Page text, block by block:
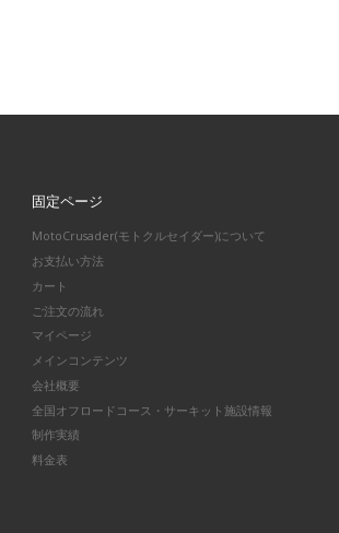
固定ページ
MotoCrusader(モトクルセイダー)について
お支払い方法
カート
ご注文の流れ
マイページ
メインコンテンツ
会社概要
全国オフロードコース・サーキット施設情報
制作実績
料金表